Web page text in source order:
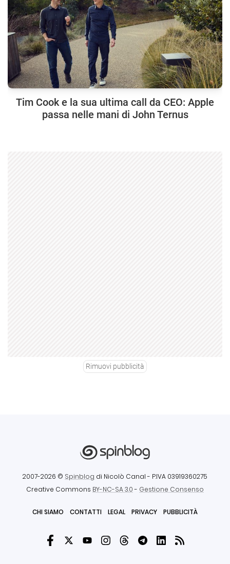
Tim Cook e la sua ultima call da CEO: Apple
passa nelle mani di John Ternus
Rimuovi pubblicità
2007-2026 © Spinblog di Nicolò Canal - P.IVA 03919360275
Creative Commons BY-NC-SA 3.0- Gestione Consenso
CHI SIAMO CONTATTI LEGAL PRIVACY PUBBLICITÀ